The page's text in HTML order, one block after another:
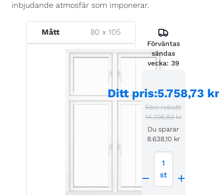
inbjudande atmosfär som imponerar.
Mått 80 x105
Förväntas
sändas
vecka: 39
Ditt pris:5.758,73 kr
Före rabatt:
14.396,83 kr
Du sparar
8.638,10 kr
1
st